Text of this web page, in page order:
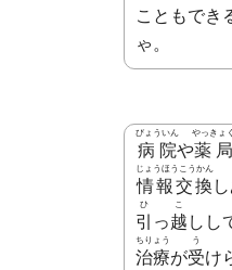
こともでき
ゃ。
病院
びょういん
や薬局
やっきょく
情報交換
じょうほうこうかん
引っ越
ひ こ
しし
治療
ちりょう
が受
う
け